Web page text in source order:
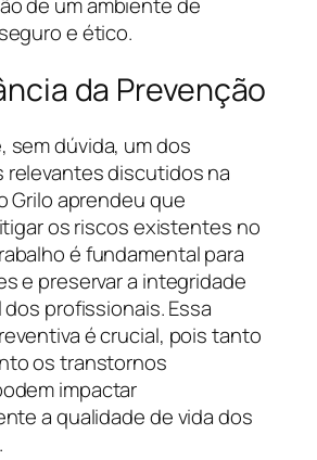
e ético.
da Prevenção
sem dúvida, um dos
relevantes discutidos na
Grilo aprendeu que
os riscos existentes no
é fundamental para
e preservar a integridade
profissionais. Essa
é crucial, pois tanto
os transtornos
impactar
a qualidade de vida dos